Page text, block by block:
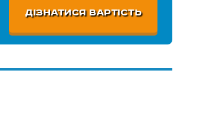
ДІЗНАТИСЯ ВАРТІСТЬ